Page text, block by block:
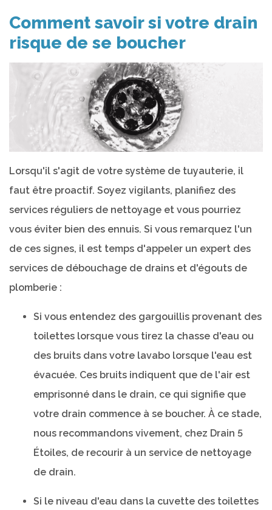
Comment savoir si votre drain
risque de se boucher
Lorsqu'il s'agit de votre système de tuyauterie, il
faut être proactif. Soyez vigilants, planifiez des
services réguliers de nettoyage et vous pourriez
vous éviter bien des ennuis. Si vous remarquez l'un
de ces signes, il est temps d'appeler un expert des
services de débouchage de drains et d'égouts de
plomberie :
Si vous entendez des gargouillis provenant des
toilettes lorsque vous tirez la chasse d'eau ou
des bruits dans votre lavabo lorsque l'eau est
évacuée. Ces bruits indiquent que de l'air est
emprisonné dans le drain, ce qui signifie que
votre drain commence à se boucher. À ce stade,
nous recommandons vivement, chez Drain 5
Étoiles, de recourir à un service de nettoyage
de drain.
Si le niveau d'eau dans la cuvette des toilettes